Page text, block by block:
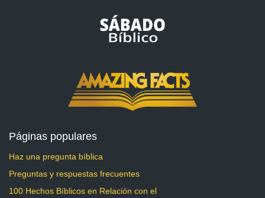
Páginas populares
Haz una pregunta bíblica
Preguntas y respuestas frecuentes
100 Hechos Bíblicos en Relación con el